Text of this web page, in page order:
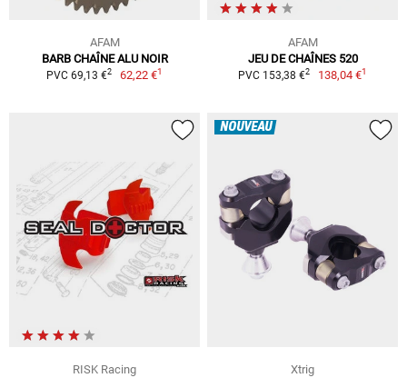
AFAM
BARB CHAÎNE ALU NOIR
PVC 69,13 €2 62,22 €1
AFAM
JEU DE CHAÎNES 520
PVC 153,38 €2 138,04 €1
RISK Racing
NOUVEAU
Xtrig